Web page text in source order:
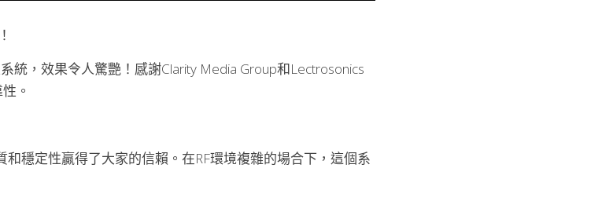
統，效果令人驚艷！感謝Clarity Media Group和Lectrosonics
。
穩定性贏得了大家的信賴。在RF環境複雜的場合下，這個系